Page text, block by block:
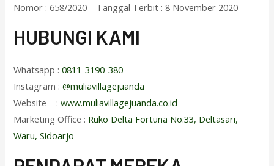
Nomor : 658/2020 – Tanggal Terbit : 8 November 2020
HUBUNGI KAMI
Whatsapp :0811-3190-380
Instagram :@muliavillagejuanda
Website :www.muliavillagejuanda.co.id
Marketing Office : Ruko Delta Fortuna No.33, Deltasari,
Waru, Sidoarjo